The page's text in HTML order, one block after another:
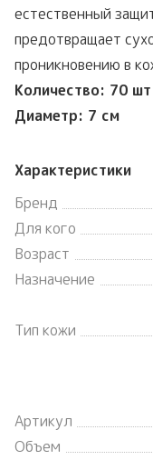
естественный
предотвращает
проникновению в
Количество: 70 шт
Диаметр: 7 см
Характеристики
Бренд
Для кого
Возраст
Назначение
Тип кожи
Артикул
Объем